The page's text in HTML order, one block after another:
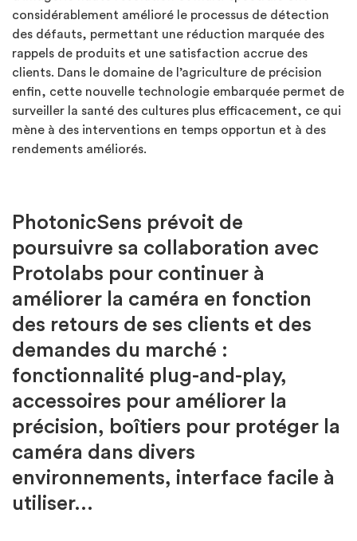
considérablement amélioré le processus de détection
des défauts, permettant une réduction marquée des
rappels de produits et une satisfaction accrue des
clients. Dans le domaine de l’agriculture de précision
enfin, cette nouvelle technologie embarquée permet de
surveiller la santé des cultures plus efficacement, ce qui
mène à des interventions en temps opportun et à des
rendements améliorés.
PhotonicSens prévoit de
poursuivre sa collaboration avec
Protolabs pour continuer à
améliorer la caméra en fonction
des retours de ses clients et des
demandes du marché :
fonctionnalité plug-and-play,
accessoires pour améliorer la
précision, boîtiers pour protéger la
caméra dans divers
environnements, interface facile à
utiliser…